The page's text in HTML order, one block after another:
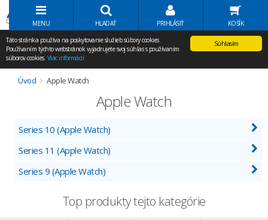
Volať Agem
MENU HĽADAŤ PRIHLÁSIŤ KOŠÍK
Súhlasím
Táto stránka používa na poskytovanie služieb súbory cookies.
Používaním týchto webstránok vyjadrujete svoj súhlas s používaním
súborov cookies. Viac informácií
Úvod Apple Watch
Apple Watch
Series 10 (Apple Watch)
Series 11 (Apple Watch)
Series 9 (Apple Watch)
Top produkty tejto kategórie